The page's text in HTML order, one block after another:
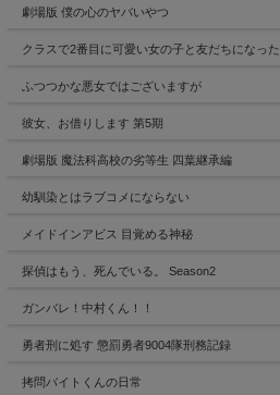
劇場版 僕の心のヤバいやつ
クラスで2番目に可愛い女の子と友だちになった
ふつつかな悪女ではございますが
彼女、お借りします 第5期
劇場版 魔法科高校の劣等生 四葉継承編
幼馴染とはラブコメにならない
メイドインアビス 目覚める神秘
探偵はもう、死んでいる。 Season2
ガンバレ！中村くん！！
勇者刑に処す 懲罰勇者9004隊刑務記録
拷問バイトくんの日常